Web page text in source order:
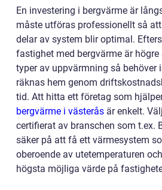
En investering i bergvärme är
måste utföras professionellt så
delar av system blir optimal.
fastighet med bergvärme är högre
typer av uppvärmning så behöver
räknas hem genom
tid. Att hitta ett företag som
bergvärme i västerås är enkelt.
certifierat av branschen som t.ex.
säker på att få ett värmesystem
oberoende av utetemperaturen
högsta möjliga värde på